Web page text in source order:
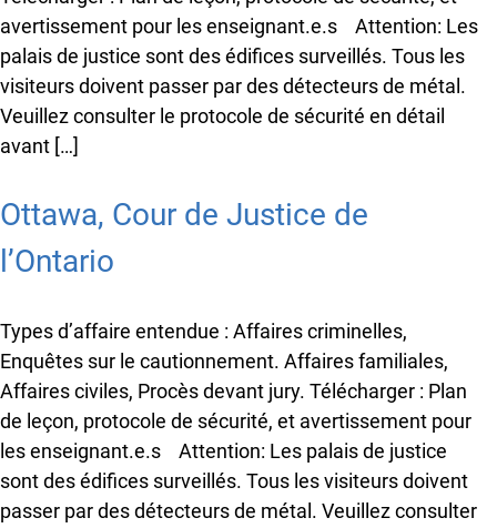
avertissement pour les enseignant.e.s Attention: Les
palais de justice sont des édifices surveillés. Tous les
visiteurs doivent passer par des détecteurs de métal.
Veuillez consulter le protocole de sécurité en détail
avant […]
Ottawa, Cour de Justice de
l’Ontario
Types d’affaire entendue : Affaires criminelles,
Enquêtes sur le cautionnement. Affaires familiales,
Affaires civiles, Procès devant jury. Télécharger : Plan
de leçon, protocole de sécurité, et avertissement pour
les enseignant.e.s Attention: Les palais de justice
sont des édifices surveillés. Tous les visiteurs doivent
passer par des détecteurs de métal. Veuillez consulter